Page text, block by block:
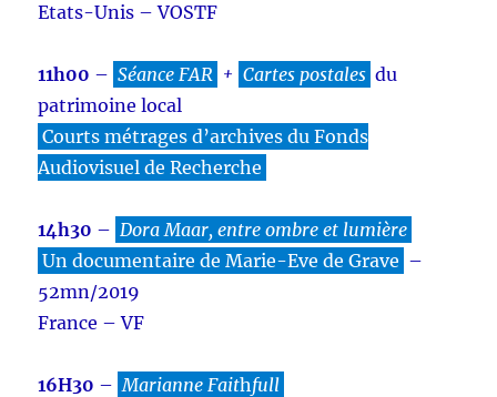
Etats-Unis – VOSTF
11h00 – Séance FAR + Cartes postales du
patrimoine local
Courts métrages d’archives du Fonds
Audiovisuel de Recherche
14h30 – Dora Maar, entre ombre et lumière
Un documentaire de Marie-Eve de Grave –
52mn/2019
France – VF
16H30 – Marianne Faithfull